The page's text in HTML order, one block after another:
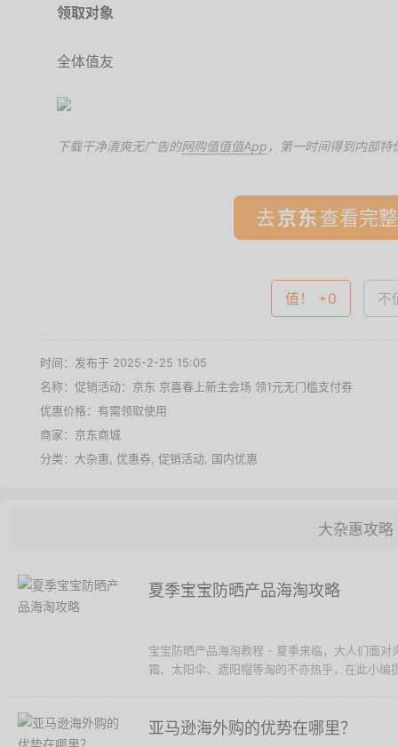
领取对象
全体值友
下载干净清爽无广告的网购值值值App ，第一时间得到内部特
去 查看完
值！ +0 不
时间：发布于 2025-2-25 15:05
名称： 促销活动：京东 京喜春上新主会场 领1元无门槛支付券
优惠价格： 有需领取使用
商家： 京东商城
分类： 大杂惠 优惠券 促销活动 国内优惠
大杂惠攻略
夏季宝宝防晒产品海淘攻略
宝宝防晒产品海淘教程 - 夏季来临，大人们面
霜、太阳伞、遮阳帽等淘的不亦热乎，在此小编
亚马逊海外购的优势在哪里？